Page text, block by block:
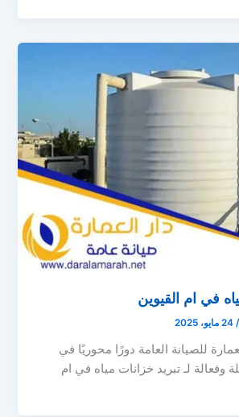
في ام القيوين
/24 مايو، 2025
للصيانة العامة دورًا محوريًا في
وفعالة لـ تبريد خزانات مياه في ام